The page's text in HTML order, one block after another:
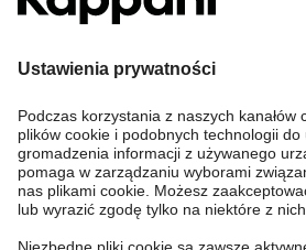
Potrzebujesz pomocy?
Sklep internetowy
Kappahl Club